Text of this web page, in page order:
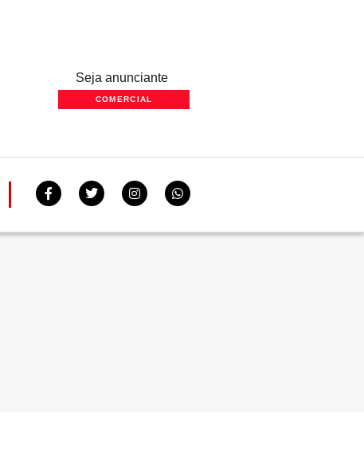
Seja anunciante
COMERCIAL